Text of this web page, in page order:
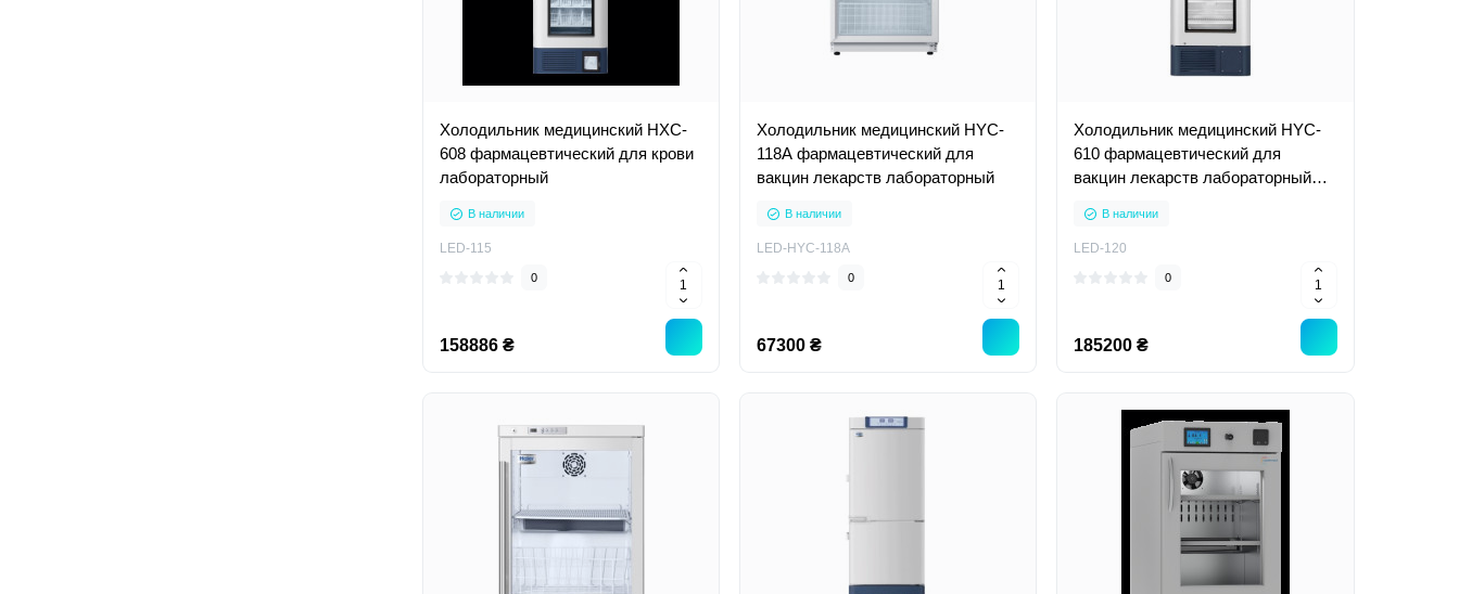
Холодильник медицинский HXC-
608 фармацевтический для крови
лабораторный
В наличии
LED-115
0
158886 ₴
Холодильник медицинский HYC-
118А фармацевтический для
вакцин лекарств лабораторный
В наличии
LED-HYC-118А
0
67300 ₴
Холодильник медицинский HYC-
610 фармацевтический для
вакцин лекарств лабораторный
В наличии
LED-120
0
185200 ₴